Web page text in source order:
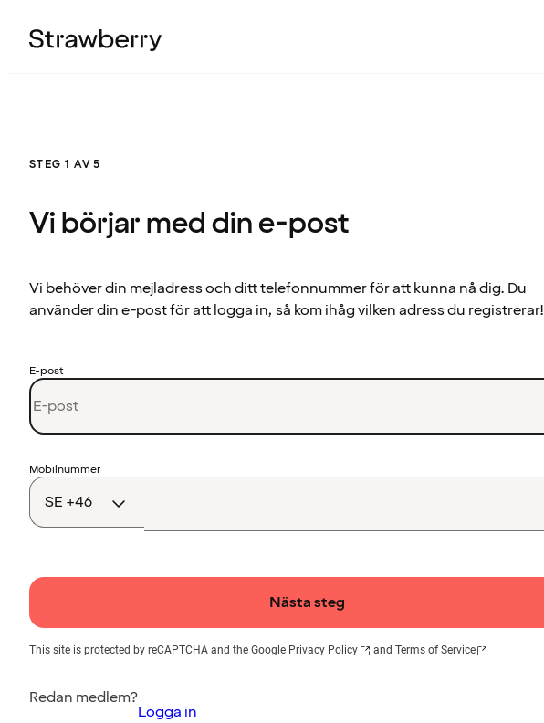
STEG 1 AV 5
Vi börjar med din e-post
Vi behöver din mejladress och ditt telefonnummer för att kunna nå dig. Du
använder din e-post för att logga in, så kom ihåg vilken adress du registrerar!
E-post
Landskod
Mobilnummer
Nästa steg
This site is protected by reCAPTCHA and the Google Privacy Policy and Terms of Service
Redan medlem?
Logga in